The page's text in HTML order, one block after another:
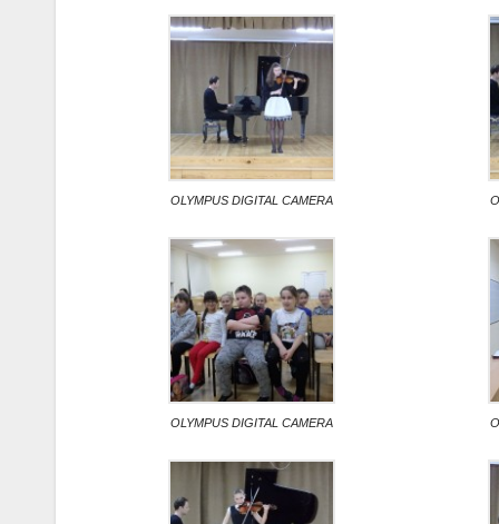
OLYMPUS DIGITAL CAMERA
OLYMPUS DIGITAL CAMERA